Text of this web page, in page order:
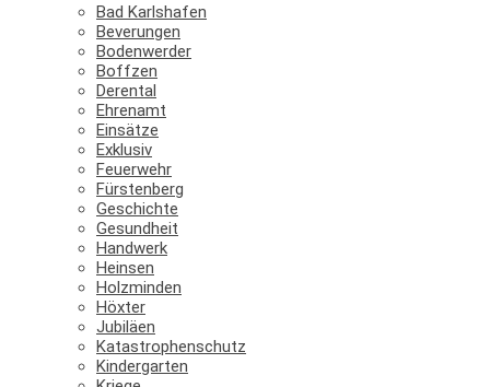
Bad Karlshafen
Beverungen
Bodenwerder
Boffzen
Derental
Ehrenamt
Einsätze
Exklusiv
Feuerwehr
Fürstenberg
Geschichte
Gesundheit
Handwerk
Heinsen
Holzminden
Höxter
Jubiläen
Katastrophenschutz
Kindergarten